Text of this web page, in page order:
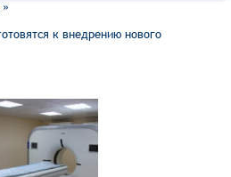
»
к внедрению нового